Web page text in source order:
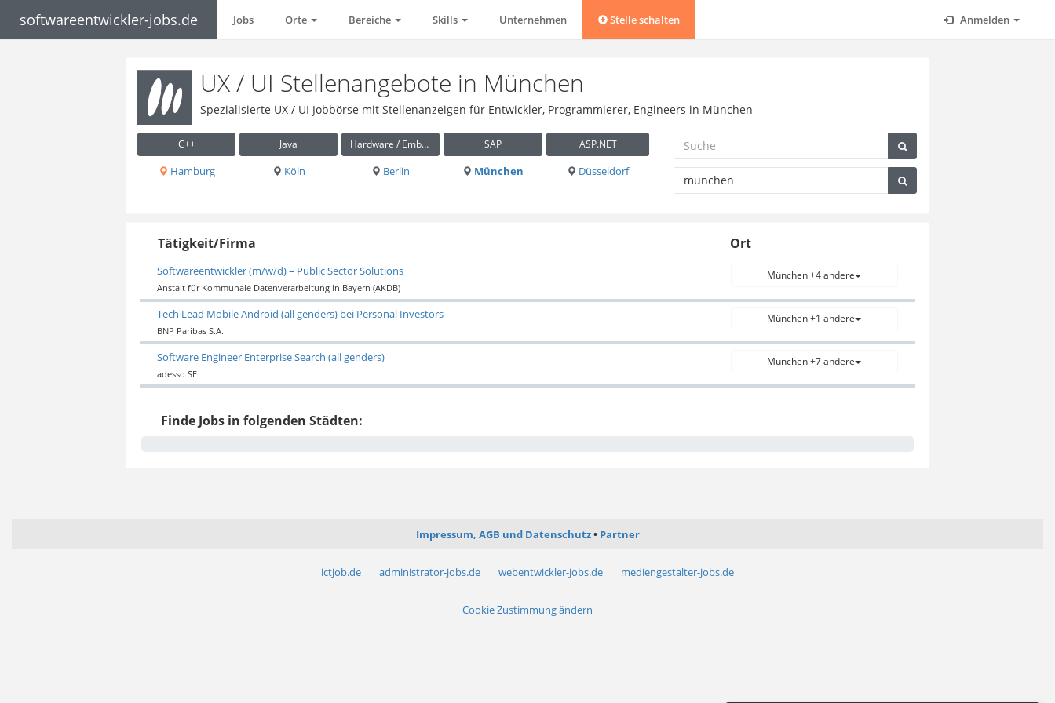
softwareentwickler-jobs.de Jobs Orte Bereiche Skills Unternehmen Stelle schalten Anmelden
UX / UI Stellenangebote in München
Spezialisierte UX / UI Jobbörse mit Stellenanzeigen für Entwickler, Programmierer, Engineers in München
C++ Java Hardware / Embedded SAP ASP.NET
Hamburg Köln Berlin München Düsseldorf
Tätigkeit/Firma Ort
Softwareentwickler (m/w/d) – Public Sector Solutions
Anstalt für Kommunale Datenverarbeitung in Bayern (AKDB)
München +4 andere
Tech Lead Mobile Android (all genders) bei Personal Investors
BNP Paribas S.A.
München +1 andere
Software Engineer Enterprise Search (all genders)
adesso SE
München +7 andere
Finde Jobs in folgenden Städten:
Impressum, AGB und Datenschutz Partner
ictjob.de administrator-jobs.de webentwickler-jobs.de mediengestalter-jobs.de
Cookie Zustimmung ändern